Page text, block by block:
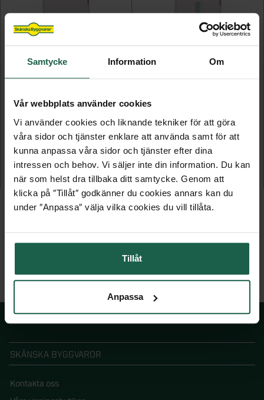
Samtycke Information Om
Vår webbplats använder cookies
Vi använder cookies och liknande tekniker för att göra
våra sidor och tjänster enklare att använda samt för att
kunna anpassa våra sidor och tjänster efter dina
intressen och behov. Vi säljer inte din information. Du kan
när som helst dra tillbaka ditt samtycke. Genom att
klicka på ″Tillåt″ godkänner du cookies annars kan du
under ″Anpassa″ välja vilka cookies du vill tillåta.
Tillåt
Anpassa
Ytterdörr Basic
4 490 kr 5 490 kr
KAMPANJPRIS ORDINARIE PRIS
Ytterdörr Basic
4 990 kr 6 290 kr
KAMPANJPRIS ORDINARIE PRIS
SKÅNSKA BYGGVAROR
Kontakta oss